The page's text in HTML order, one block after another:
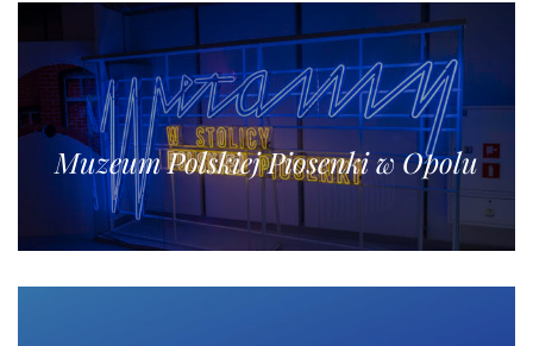
Muzeum Polskiej Piosenki w Opolu